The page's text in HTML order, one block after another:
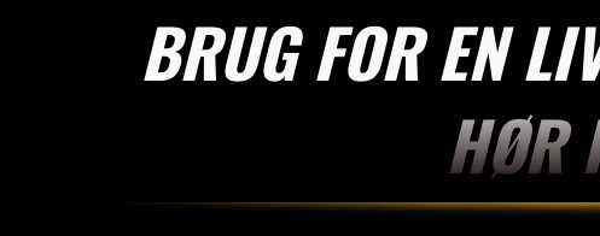
BRUG FOR EN
HØR